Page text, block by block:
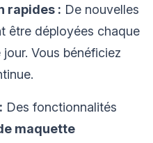
rapides : De nouvelles
être déployées chaque
Vous bénéficiez
Des fonctionnalités
maquette